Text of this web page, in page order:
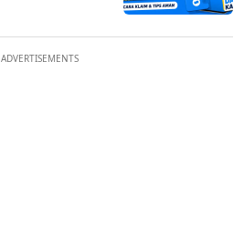
ADVERTISEMENTS